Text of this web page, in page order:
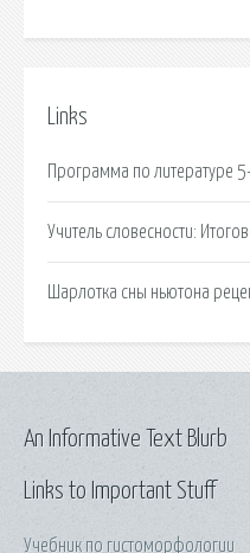
Links
Программа по литературе
Учитель словесности:
Шарлотка сны ньютона
Links to Important Stuff
Учебник по гистоморфологии
An Informative Text Blurb